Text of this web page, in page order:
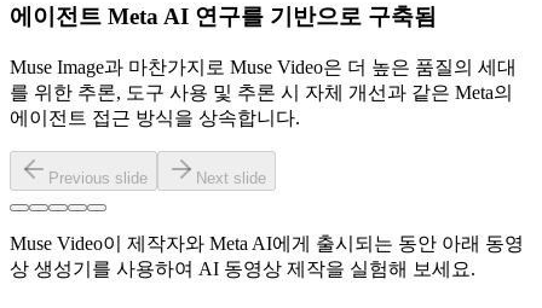
에이전트 Meta AI 연구를 기반으로 구축됨
Muse Image과 마찬가지로 Muse Video은 더 높은 품질의 세대
를 위한 추론, 도구 사용 및 추론 시 자체 개선과 같은 Meta의
에이전트 접근 방식을 상속합니다.
Previous slide Next slide
Muse Video이 제작자와 Meta AI에게 출시되는 동안 아래 동영
상 생성기를 사용하여 AI 동영상 제작을 실험해 보세요.